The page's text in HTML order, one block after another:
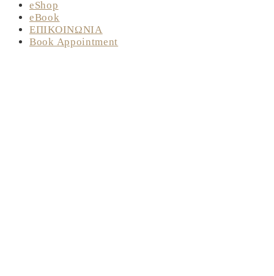
eShop
eBook
ΕΠΙΚΟΙΝΩΝΙΑ
Book Appointment